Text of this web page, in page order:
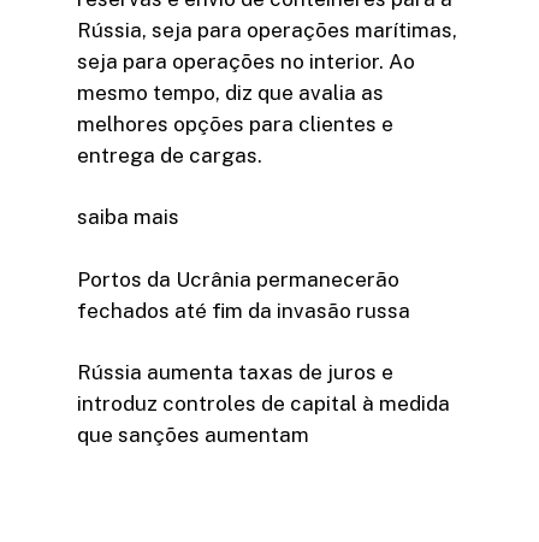
Rússia, seja para operações marítimas,
seja para operações no interior. Ao
mesmo tempo, diz que avalia as
melhores opções para clientes e
entrega de cargas.
saiba mais
Portos da Ucrânia permanecerão
fechados até fim da invasão russa
Rússia aumenta taxas de juros e
introduz controles de capital à medida
que sanções aumentam